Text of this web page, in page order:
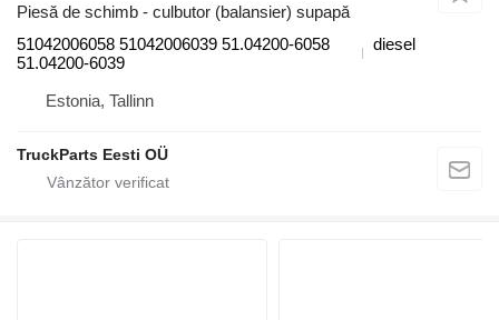
Piesă de schimb - culbutor (balansier) supapă
51042006058 51042006039 51.04200-6058
51.04200-6039
diesel
Estonia, Tallinn
TruckParts Eesti OÜ